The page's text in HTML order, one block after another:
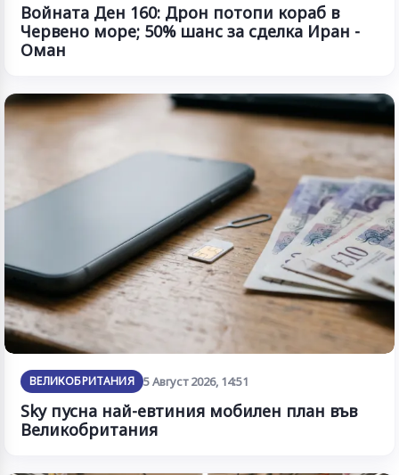
Войната Ден 160: Дрон потопи кораб в
Червено море; 50% шанс за сделка Иран -
Оман
ВЕЛИКОБРИТАНИЯ 5 Август 2026, 14:51
Sky пусна най-евтиния мобилен план във
Великобритания